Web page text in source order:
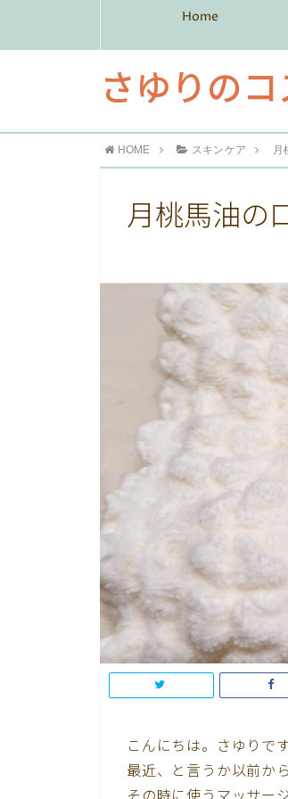
Home
さゆりの
HOME スキンケア 月
月桃馬油の
こんにちは。さゆりです
最近、と言うか以前か